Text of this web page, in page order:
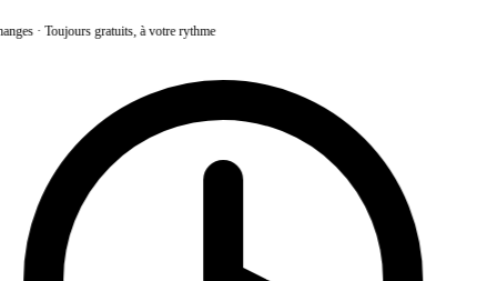
·Toujours gratuits, à votre rythme